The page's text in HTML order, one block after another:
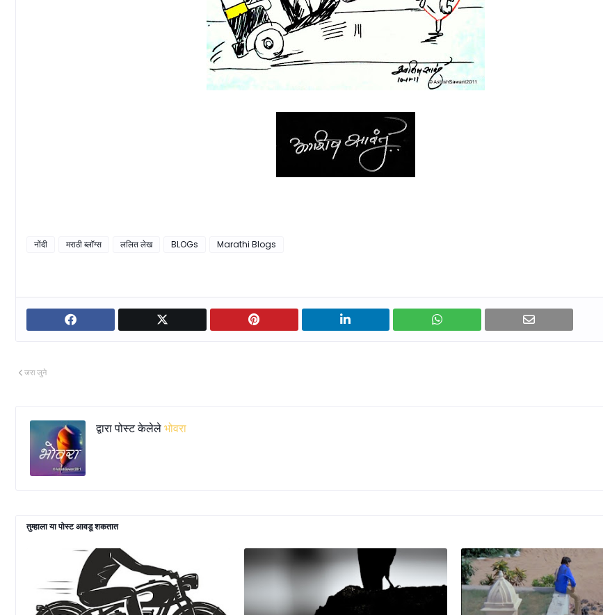
नोंदी मराठी ब्लॉग्स ललित लेख BLOGs Marathi Blogs
जरा जुने
द्वारा पोस्ट केलेलेभोवरा
तुम्‍हाला या पोस्‍ट आवडू शकतात